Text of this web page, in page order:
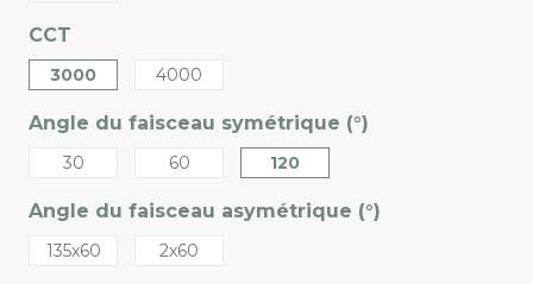
CCT
3000 4000
Angle du faisceau symétrique (°)
30 60 120
Angle du faisceau asymétrique (°)
135x60 2x60